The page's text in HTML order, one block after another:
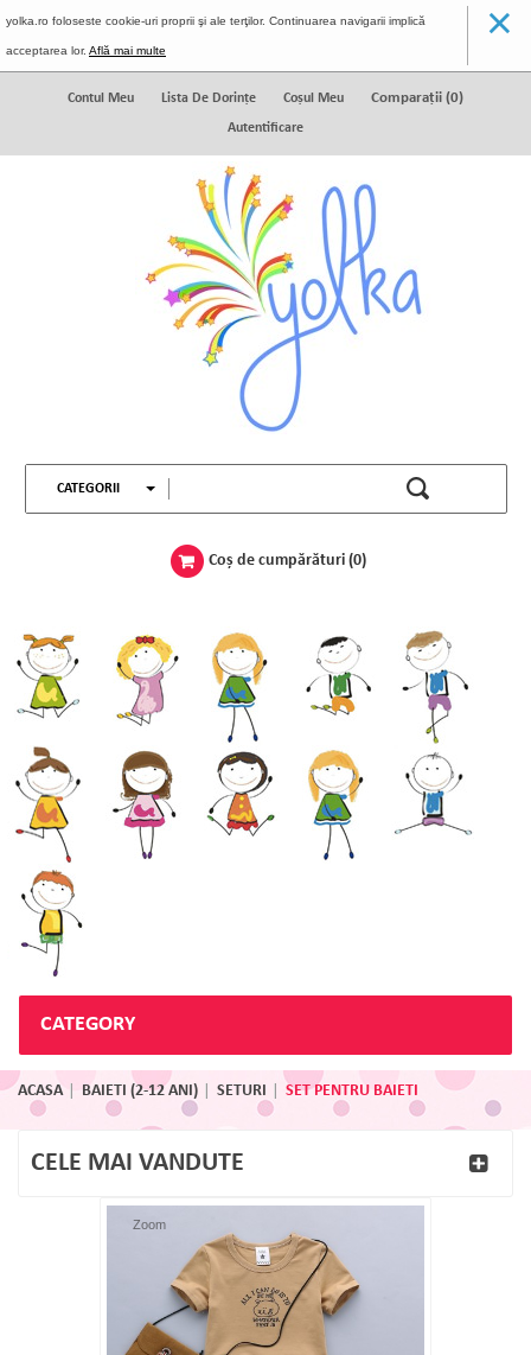
yolka.ro foloseste cookie-uri proprii şi ale terţilor. Continuarea navigarii implică
acceptarea lor. Află mai multe
×
Contul Meu Lista De Dorinţe Coșul Meu Comparaţii (0)
Autentificare
CATEGORII
Coş de cumpărături (0)
CATEGORY
ACASA BAIETI (2-12 ANI) SETURI SET PENTRU BAIETI
CELE MAI VANDUTE
Zoom